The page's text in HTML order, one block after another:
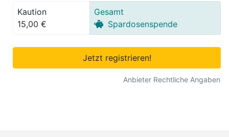
Kaution
15,00 €
Gesamt
Spardosenspende
Jetzt registrieren!
Anbieter Rechtliche Angaben